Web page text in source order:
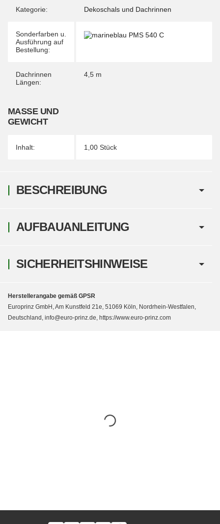
Kategorie: Dekoschals und Dachrinnen
Sonderfarben u.
Ausführung auf
Bestellung:
Dachrinnen
Längen:
4,5 m
MASSE UND G
EWICHT
Inhalt: 1,00 Stück
BESCHREIBUNG
AUFBAUANLEITUNG
SICHERHEITSHINWEISE
Herstellerangabe gemäß GPSR
Europrinz GmbH, Am Kunstfeld 21e, 51069 Köln, Nordrhein-Westfalen,
Deutschland, info@euro-prinz.de, https://www.euro-prinz.com